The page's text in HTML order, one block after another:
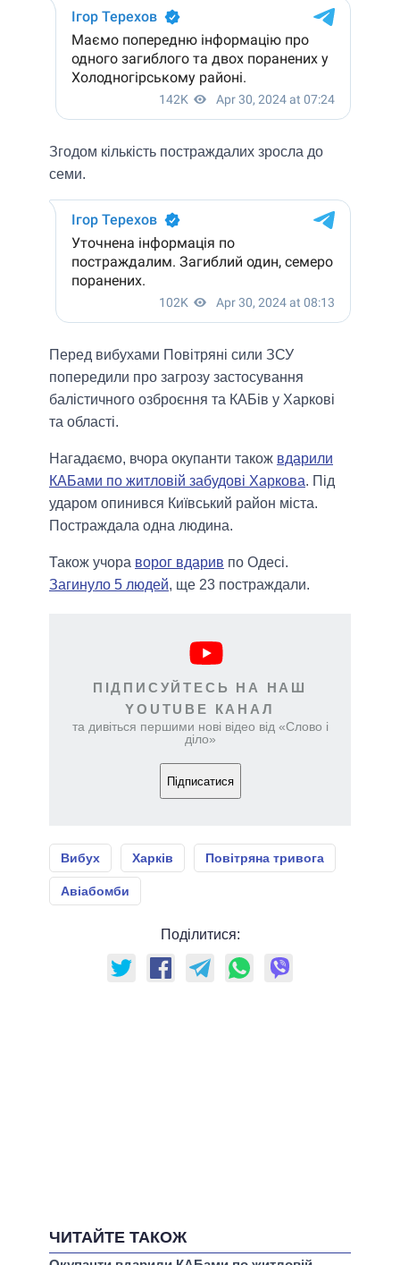
Згодом кількість постраждалих зросла до
семи.
Перед вибухами Повітряні сили ЗСУ
попередили про загрозу застосування
балістичного озброєння та КАБів у Харкові
та області.
Нагадаємо, вчора окупанти також вдарили
КАБами по житловій забудові Харкова. Під
ударом опинився Київський район міста.
Постраждала одна людина.
Також учора ворог вдарив по Одесі.
Загинуло 5 людей, ще 23 постраждали.
ПІДПИСУЙТЕСЬ НА НАШ
YOUTUBE КАНАЛ
та дивіться першими нові відео від «Слово і
діло»
Підписатися
Вибух Харків Повітряна тривога
Авіабомби
Поділитися:
ЧИТАЙТЕ ТАКОЖ